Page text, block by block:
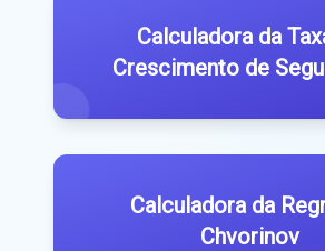
Calculadora da
Crescimento de
Calculadora da
Chvorinov